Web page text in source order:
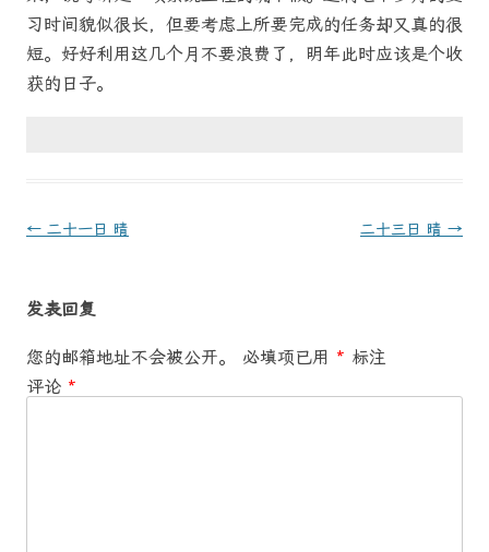
习时间貌似很长，但要考虑上所要完成的任务却又真的很
短。好好利用这几个月不要浪费了，明年此时应该是个收
获的日子。
文
航
← 二十一日 晴 二十三日 晴 →
发表回复
您的邮箱地址不会被公开。 必填项已用 * 标注
评论 *